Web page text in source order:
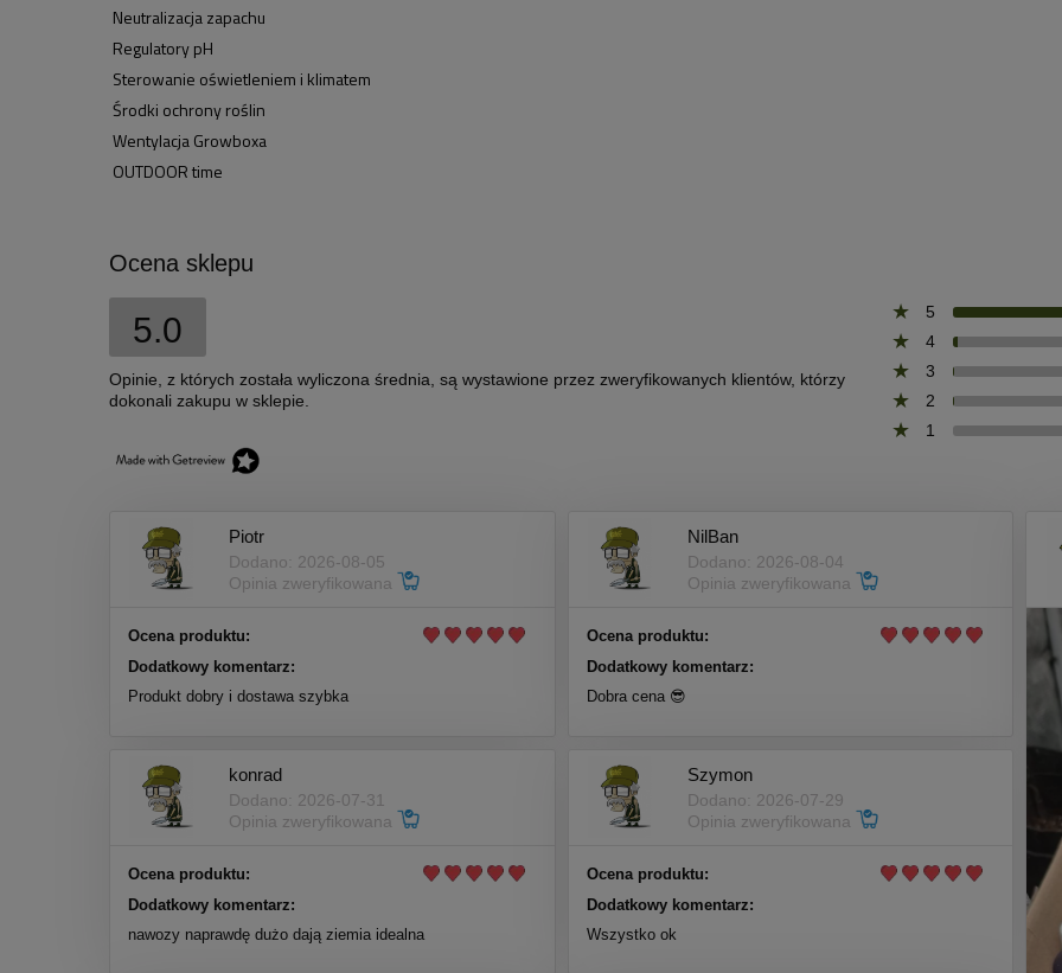
Neutralizacja zapachu
Regulatory pH
Sterowanie oświetleniem i klimatem
Środki ochrony roślin
Wentylacja Growboxa
OUTDOOR time
Ocena sklepu
5.0
Opinie, z których została wyliczona średnia, są wystawione przez zweryfikowanych klientów, którzy
dokonali zakupu w sklepie.
5
4
3
2
1
Piotr
Dodano: 2026-08-05
Opinia zweryfikowana
Ocena produktu:
Dodatkowy komentarz:
Produkt dobry i dostawa szybka
NilBan
Dodano: 2026-08-04
Opinia zweryfikowana
Ocena produktu:
Dodatkowy komentarz:
Dobra cena 😎
konrad
Dodano: 2026-07-31
Opinia zweryfikowana
Ocena produktu:
Dodatkowy komentarz:
nawozy naprawdę dużo dają ziemia idealna
Szymon
Dodano: 2026-07-29
Opinia zweryfikowana
Ocena produktu:
Dodatkowy komentarz:
Wszystko ok